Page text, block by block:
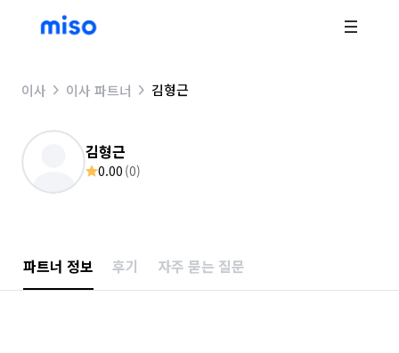
이사 이사 파트너 김형근
김형근
0.00 (0)
파트너 정보 후기 자주 묻는 질문